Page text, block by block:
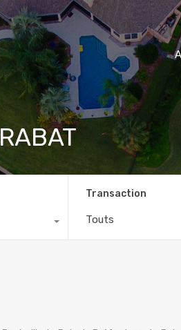
Transaction
Touts